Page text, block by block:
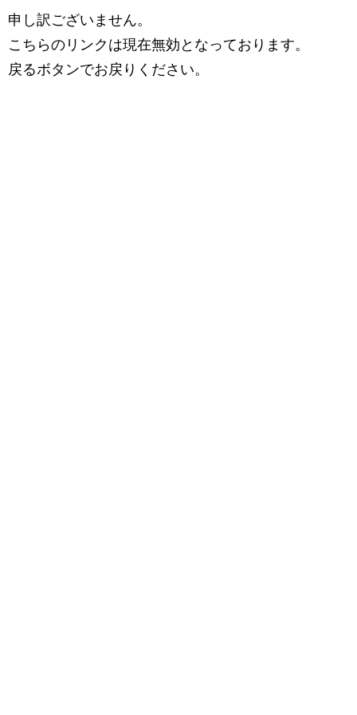
申し訳ございません。
こちらのリンクは現在無効となっております。
戻るボタンでお戻りください。